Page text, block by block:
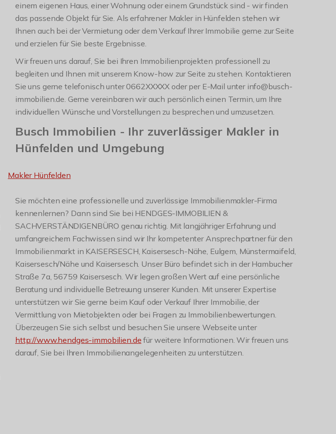
einem eigenen Haus, einer Wohnung oder einem Grundstück sind - wir finden
das passende Objekt für Sie. Als erfahrener Makler in Hünfelden stehen wir
Ihnen auch bei der Vermietung oder dem Verkauf Ihrer Immobilie gerne zur Seite
und erzielen für Sie beste Ergebnisse.
Wir freuen uns darauf, Sie bei Ihren Immobilienprojekten professionell zu
begleiten und Ihnen mit unserem Know-how zur Seite zu stehen. Kontaktieren
Sie uns gerne telefonisch unter 0662XXXXX oder per E-Mail unter info@busch-
immobilien.de. Gerne vereinbaren wir auch persönlich einen Termin, um Ihre
individuellen Wünsche und Vorstellungen zu besprechen und umzusetzen.
Busch Immobilien - Ihr zuverlässiger Makler in
Hünfelden und Umgebung
Makler Hünfelden
Sie möchten eine professionelle und zuverlässige Immobilienmakler-Firma
kennenlernen? Dann sind Sie bei HENDGES-IMMOBILIEN &
SACHVERSTÄNDIGENBÜRO genau richtig. Mit langjähriger Erfahrung und
umfangreichem Fachwissen sind wir Ihr kompetenter Ansprechpartner für den
Immobilienmarkt in KAISERSESCH, Kaisersesch-Nähe, Eulgem, Münstermaifeld,
Kaisersesch/Nähe und Kaisersesch. Unser Büro befindet sich in der Hambucher
Straße 7a, 56759 Kaisersesch. Wir legen großen Wert auf eine persönliche
Beratung und individuelle Betreuung unserer Kunden. Mit unserer Expertise
unterstützen wir Sie gerne beim Kauf oder Verkauf Ihrer Immobilie, der
Vermittlung von Mietobjekten oder bei Fragen zu Immobilienbewertungen.
Überzeugen Sie sich selbst und besuchen Sie unsere Webseite unter
http://www.hendges-immobilien.de für weitere Informationen. Wir freuen uns
darauf, Sie bei Ihren Immobilienangelegenheiten zu unterstützen.